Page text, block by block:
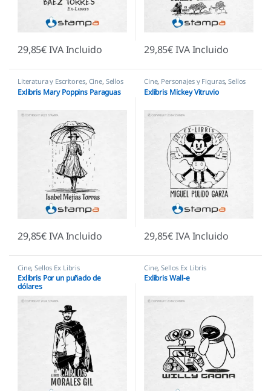
29,85€IVA Incluido 29,85€IVA Incluido
Literatura y Escritores, Cine, Sellos
Ex Libris
Exlibris Mary Poppins Paraguas
29,85€IVA Incluido
Cine, Personajes y Figuras,Sellos
Ex Libris
Exlibris Mickey Vitruvio
29,85€IVA Incluido
Cine,Sellos Ex Libris
Exlibris Por un puñado de
dólares
Cine,Sellos Ex Libris
Exlibris Wall-e